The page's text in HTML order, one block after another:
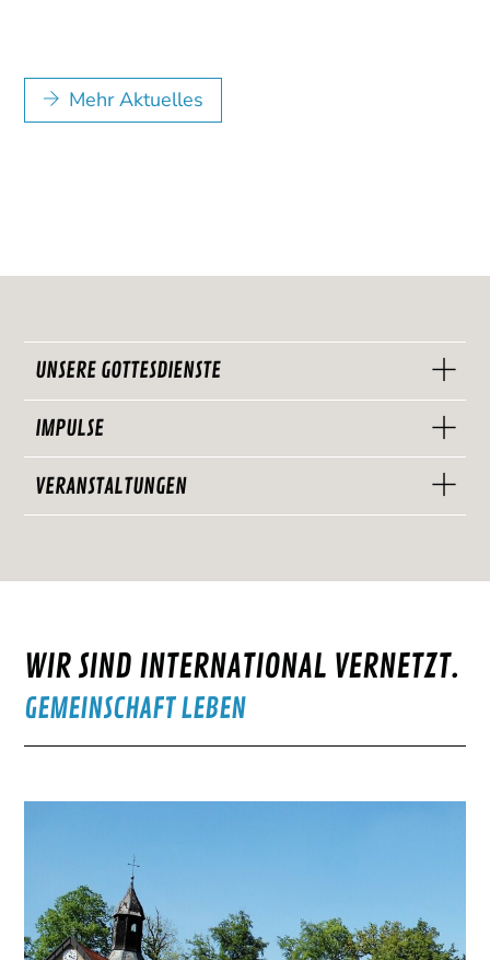
Mehr Aktuelles
UNSERE GOTTESDIENSTE
IMPULSE
VERANSTALTUNGEN
WIR SIND INTERNATIONAL VERNETZT.
GEMEINSCHAFT LEBEN